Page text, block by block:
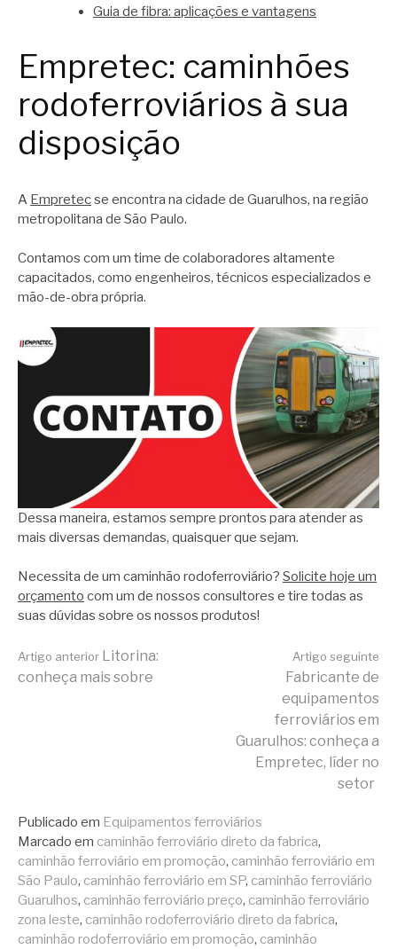
Guia de fibra: aplicações e vantagens
Empretec: caminhões
rodoferroviários à sua
disposição
A Empretecse encontra na cidade de Guarulhos, na região
metropolitana de São Paulo.
Contamos com um time de colaboradores altamente
capacitados, como engenheiros, técnicos especializados e
mão-de-obra própria.
Dessa maneira, estamos sempre prontos para atender as
mais diversas demandas, quaisquer que sejam.
Necessita de um caminhão rodoferroviário? Solicite hoje um
orçamento com um de nossos consultores e tire todas as
suas dúvidas sobre os nossos produtos!
Continue
Artigo anterior Litorina:
conheça mais sobre
Artigo seguinte
Fabricante de
equipamentos
ferroviários em
Guarulhos: conheça a
Empretec, líder no
setor
Publicado em Equipamentos ferroviários
Marcado em caminhão ferroviário direto da fabrica,
caminhão ferroviário em promoção, caminhão ferroviário em
São Paulo, caminhão ferroviário em SP, caminhão ferroviário
Guarulhos, caminhão ferroviário preço, caminhão ferroviário
zona leste, caminhão rodoferroviário direto da fabrica,
caminhão rodoferroviário em promoção, caminhão